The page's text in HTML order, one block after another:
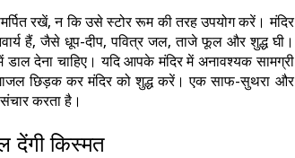
रखें, न कि उसे स्टोर रूम की तरह उपयोग करें। मंदिर
हैं, जैसे धूप-दीप, पवित्र जल, ताजे फूल और शुद्ध घी।
देना चाहिए। यदि आपके मंदिर में अनावश्यक सामग्री
छिड़क कर मंदिर को शुद्ध करें। एक साफ-सुथरा और
करता है।
देंगी किस्मत